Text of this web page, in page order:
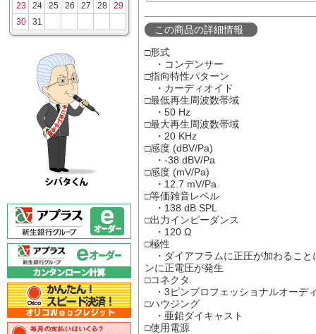
23
24 25 26 27 28
29
30
31
この商品の詳細情報
□形式
・コンデンサー
□指向特性パターン
・カーディオイド
□最低再生周波数帯域
・50 Hz
□最大再生周波数帯域
・20 KHz
□感度 (dBV/Pa)
・-38 dBV/Pa
□感度 (mV/Pa)
・12.7 mV/Pa
□等価雑音レベル
・138 dB SPL
□出力インピーダンス
・120 Ω
□極性
・ダイアフラムに正圧が加わること
ンに正電圧が発生
□コネクタ
・3ピンプロフェッショナルオーデ
□ハウジング
・亜鉛ダイキャスト
□使用電源